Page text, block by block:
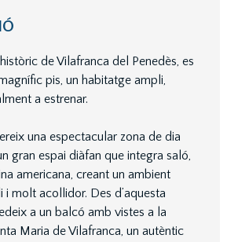
de Vilafranca del Penedès, es
pis, un habitatge ampli,
a estrenar.
una espectacular zona de dia
gran espai diàfan que integra saló,
americana, creant un ambient
i molt acollidor. Des d’aquesta
a un balcó amb vistes a la
Maria de Vilafranca, un autèntic